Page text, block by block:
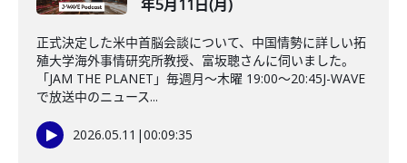
年5月11日(月)
正式決定した米中首脳会談について、中国情勢に詳しい拓
殖大学海外事情研究所教授、富坂聰さんに伺いました。
「JAM THE PLANET」毎週月～木曜 19:00～20:45J-WAVE
で放送中のニュース...
2026.05.11 |00:09:35